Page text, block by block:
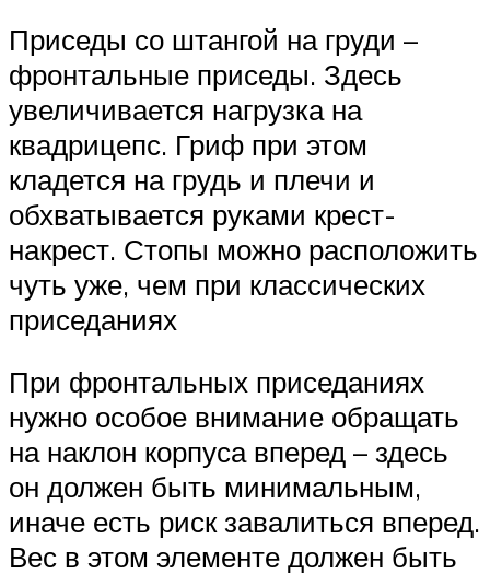
Приседы со штангой на груди –
фронтальные приседы. Здесь
увеличивается нагрузка на
квадрицепс. Гриф при этом
кладется на грудь и плечи и
обхватывается руками крест-
накрест. Стопы можно расположить
чуть уже, чем при классических
приседаниях
При фронтальных приседаниях
нужно особое внимание обращать
на наклон корпуса вперед – здесь
он должен быть минимальным,
иначе есть риск завалиться вперед.
Вес в этом элементе должен быть